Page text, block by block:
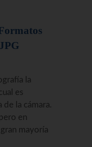
la
es
de la cámara.
en
mayoría